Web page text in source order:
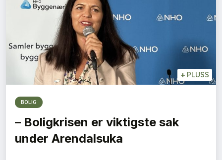
+ PLUSS
BOLIG
– Boligkrisen er viktigste sak
under Arendalsuka